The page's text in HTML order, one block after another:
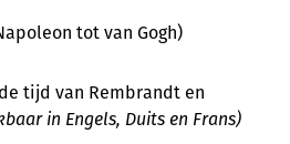
tot van Gogh)
tijd van Rembrandt en
in Engels, Duits en Frans)